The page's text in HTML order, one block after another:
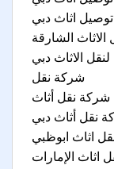
اثاث دبي
الشارقة
الاثاث دبي
شركة نقل
شركة نقل أثاث
نقل أثاث دبي
اثاث ابوظبي
اثاث الإمارات